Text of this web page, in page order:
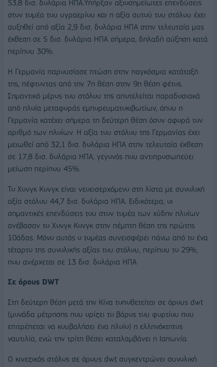
53,8 δισ. δολάρια ΗΠΑ.Υπήρξαν αξιοσημείωτες επενδύσεις
στον τομέα του υγραερίου και η αξία αυτού του στόλου έχει
αυξηθεί από αξία 2,9 δισ. δολάρια ΗΠΑ στην τελευταία μας
έκθεση σε 5 δισ. δολάρια ΗΠΑ σήμερα, δηλαδή αύξηση κατά
περίπου 30%.
Η Γερμανία παρουσίασε πτώση στην παγκόσμια κατάταξή
της, πέφτοντας από την 7η θέση στην 9η θέση φέτος.
Σημαντικό μέρος του στόλου της αποτελείται παραδοσιακά
από πλοία μεταφοράς εμπορευματοκιβωτίων, όπου η
Γερμανία κατέχει σήμερα τη δεύτερη θέση όσον αφορά τον
αριθμό των πλοίων. Η αξία του στόλου της Γερμανίας έχει
μειωθεί από 32,1 δισ. δολάρια ΗΠΑ στην τελευταία έκθεση
σε 17,8 δισ. δολάρια ΗΠΑ, γεγονός που αντιπροσωπεύει
μείωση περίπου 45%.
Το Χονγκ Κονγκ είναι νεοεισερχόμενο στη λίστα με συνολική
αξία στόλου 44,7 δισ. δολάρια ΗΠΑ. Ειδικότερα, οι
σημαντικές επενδύσεις του στον τομέα των χύδην πλοίων
ανέβασαν το Χονγκ Κονγκ στην πέμπτη θέση της πρώτης
10άδας. Μόνο αυτός ο τομέας συνεισφέρει πάνω από το ένα
τέταρτο της συνολικής αξίας του στόλου, περίπου το 29%,
που ανέρχεται σε 13 δισ. δολάρια ΗΠΑ
Σε όρους DWT
Στη δεύτερη θέση μετά την Κίνα τοποθετείται σε όρους dwt
(μονάδα μέτρησης που ορίζει το βάρος του φορτίου που
επιτρέπεται να κουβαλήσει ένα πλοίο) η ελληνόκτητος
ναυτιλία, ενώ την τρίτη θέσει καταλαμβάνει η Ιαπωνία.
O κινεζικός στόλος σε όρους dwt συγκεντρώνει συνολική